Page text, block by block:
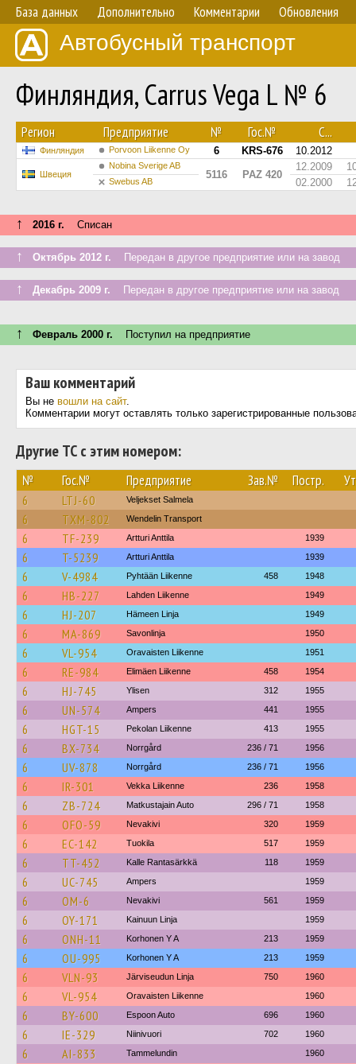
База данных Дополнительно Комментарии Обновления
Автобусный транспорт
Финляндия, Carrus Vega L № 6
Регион Предприятие № Гос.№ С...
Финляндия Porvoon Liikenne Oy 6 KRS-676 10.2012
Швеция
Nobina Sverige AB
5116 PAZ 420
12.2009
Swebus AB 02.2000
↑ 2016 г. Списан
↑ Октябрь 2012 г. Передан в другое предприятие или на завод
↑ Декабрь 2009 г. Передан в другое предприятие или на завод
↑ Февраль 2000 г. Поступил на предприятие
Ваш комментарий
Вы не вошли на сайт.
Комментарии могут оставлять только зарегистрированные
Другие ТС с этим номером:
№ Гос.№ Предприятие Зав.№ Постр.
6 LTJ-60 Veljekset Salmela
6 TXM-802 Wendelin Transport
6 TF-239 Artturi Anttila 1939
6 T-5239 Artturi Anttila 1939
6 V-4984 Pyhtään Liikenne 458 1948
6 HB-227 Lahden Liikenne 1949
6 HJ-207 Hämeen Linja 1949
6 MA-869 Savonlinja 1950
6 VL-954 Oravaisten Liikenne 1951
6 RE-984 Elimäen Liikenne 458 1954
6 HJ-745 Ylisen 312 1955
6 UN-574 Ampers 441 1955
6 HGT-15 Pekolan Liikenne 413 1955
6 BX-734 Norrgård 236 / 71 1956
6 UV-878 Norrgård 236 / 71 1956
6 IR-301 Vekka Liikenne 236 1958
6 ZB-724 Matkustajain Auto 296 / 71 1958
6 OFO-59 Nevakivi 320 1959
6 EC-142 Tuokila 517 1959
6 TT-452 Kalle Rantasärkkä 118 1959
6 UC-745 Ampers 1959
6 OM-6 Nevakivi 561 1959
6 OY-171 Kainuun Linja 1959
6 ONH-11 Korhonen Y A 213 1959
6 OU-995 Korhonen Y A 213 1959
6 VLN-93 Järviseudun Linja 750 1960
6 VL-954 Oravaisten Liikenne 1960
6 BY-600 Espoon Auto 696 1960
6 IE-329 Niinivuori 702 1960
6 AI-833 Tammelundin 1960